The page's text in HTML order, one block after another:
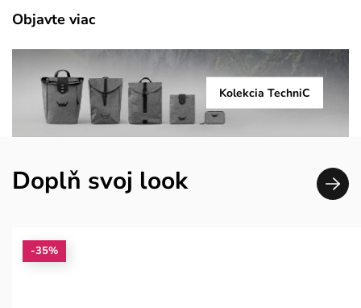
Objavte viac
Kolekcia TechniC
Doplň svoj look
-35%